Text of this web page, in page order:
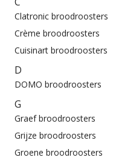
Clatronic broodroosters
Crème broodroosters
Cuisinart broodroosters
D
DOMO broodroosters
G
Graef broodroosters
Grijze broodroosters
Groene broodroosters